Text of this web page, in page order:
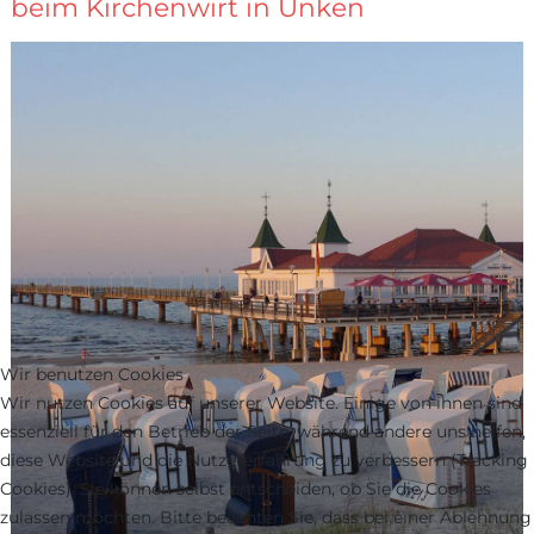
beim Kirchenwirt in Unken
Wir benutzen Cookies
Wir nutzen Cookies auf unserer Website. Einige von ihnen sind
essenziell für den Betrieb der Seite, während andere uns helfen,
diese Website und die Nutzererfahrung zu verbessern (Tracking
Cookies). Sie können selbst entscheiden, ob Sie die Cookies
zulassen möchten. Bitte beachten Sie, dass bei einer Ablehnung